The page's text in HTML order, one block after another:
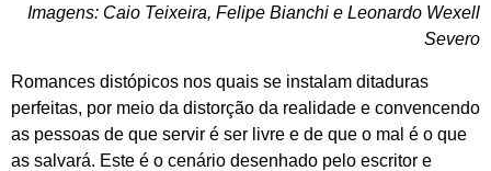
Imagens: Caio Teixeira, Felipe Bianchi e Leonardo Wexell
Severo
Romances distópicos nos quais se instalam ditaduras
perfeitas, por meio da distorção da realidade e convencendo
as pessoas de que servir é ser livre e de que o mal é o que
as salvará. Este é o cenário desenhado pelo escritor e